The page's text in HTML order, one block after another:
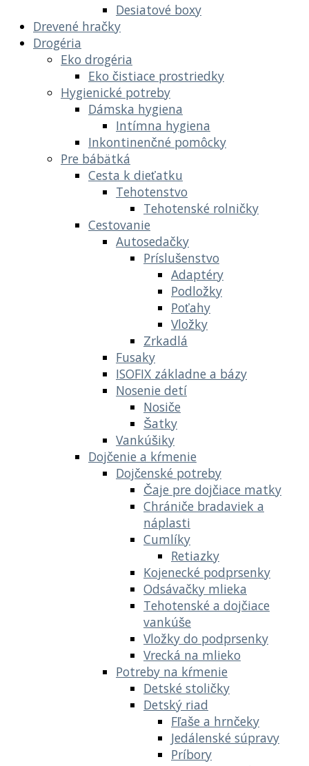
Desiatové boxy
Drevené hračky
Drogéria
Eko drogéria
Eko čistiace prostriedky
Hygienické potreby
Dámska hygiena
Intímna hygiena
Inkontinenčné pomôcky
Pre bábätká
Cesta k dieťatku
Tehotenstvo
Tehotenské rolničky
Cestovanie
Autosedačky
Príslušenstvo
Adaptéry
Podložky
Poťahy
Vložky
Zrkadlá
Fusaky
ISOFIX základne a bázy
Nosenie detí
Nosiče
Šatky
Vankúšiky
Dojčenie a kŕmenie
Dojčenské potreby
Čaje pre dojčiace matky
Chrániče bradaviek a
náplasti
Cumlíky
Retiazky
Kojenecké podprsenky
Odsávačky mlieka
Tehotenské a dojčiace
vankúše
Vložky do podprsenky
Vrecká na mlieko
Potreby na kŕmenie
Detské stoličky
Detský riad
Fľaše a hrnčeky
Jedálenské súpravy
Príbory